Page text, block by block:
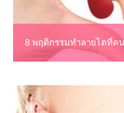
8 พฤติกรรมทำลายไตที่ค